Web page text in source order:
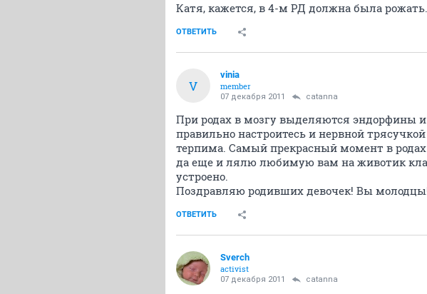
Катя, кажется, в 4-м РД должна была
ОТВЕТИТЬ
V
vinia
member
07 декабря 2011 catanna
При родах в мозгу выделяются эндорфины
правильно настроитесь и нервной
терпима. Самый прекрасный момент в
да еще и лялю любимую вам на животик
устроено.
Поздравляю родивших девочек! Вы
ОТВЕТИТЬ
Sverch
activist
07 декабря 2011 catanna